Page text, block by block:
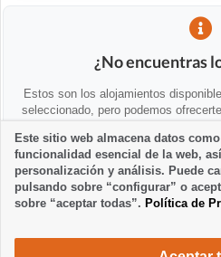
¿No encuentras
Estos son los alojamientos
seleccionado, pero podemos
💡 Te ayudamos
Contáctanos para ayudarte a
la-
Este sitio web almacena datos
funcionalidad esencial de la web,
personalización y análisis. Puede
pulsando sobre “configurar” o
sobre “aceptar todas”. Política de